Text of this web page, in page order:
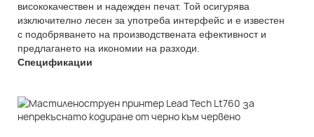
висококачествен и надежден печат. Той осигурява
изключително лесен за употреба интерфейс и е известен
с подобряването на производствената ефективност и
предлагането на икономии на разходи.
Спецификации